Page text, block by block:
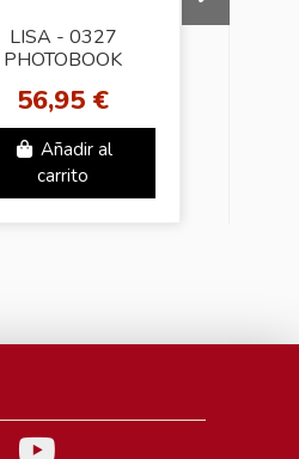
LISA - 0327
PHOTOBOOK
56,95 €
Añadir al
carrito